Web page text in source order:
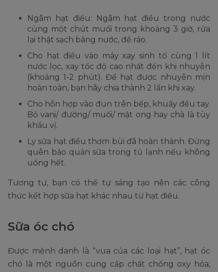
Ngâm hạt điều: Ngâm hạt điều trong nước
cùng một chút muối trong khoảng 3 giờ, rửa
lại thật sạch bằng nước, để ráo.
Cho hạt điều vào máy xay sinh tố cùng 1 lít
nước lọc, xay tốc độ cao nhất đến khi nhuyễn
(khoảng 1-2 phút). Để hạt được nhuyễn mịn
hoàn toàn, bạn hãy chia thành 2 lần khi xay.
Cho hỗn hợp vào đun trên bếp, khuấy đều tay.
Bỏ vani/ đường/ muối/ mật ong hay chà là tùy
khẩu vị.
Ly sữa hạt điều thơm bùi đã hoàn thành. Đừng
quên bảo quản sữa trong tủ lạnh nếu không
uống hết.
Tương tự, bạn có thể tự sáng tạo nên các công
thức kết hợp sữa hạt khác nhau từ hạt điều.
Sữa óc chó
Được mệnh danh là “vua của các loại hạt”, hạt óc
chó là một nguồn cung cấp chất chống oxy hóa,